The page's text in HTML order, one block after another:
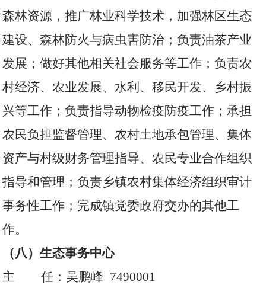
森林资源，推广林业科学技术，加强林区生态
建设、森林防火与病虫害防治；负责油茶产业
发展；做好其他相关社会服务等工作；负责农
村经济、农业发展、水利、移民开发、乡村振
兴等工作；负责指导动物检疫防疫工作；承担
农民负担监督管理、农村土地承包管理、集体
资产与村级财务管理指导、农民专业合作组织
指导和管理；负责乡镇农村集体经济组织审计
事务性工作；完成镇党委政府交办的其他工
作。
（八）生态事务中心
主 任：吴鹏峰 7490001